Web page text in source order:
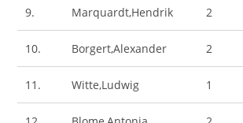
9. Marquardt,Hendrik 2
10. Borgert,Alexander 2
11. Witte,Ludwig 1